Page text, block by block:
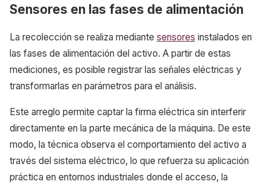
Sensores en las fases de alimentación
La recolección se realiza mediante sensores instalados en
las fases de alimentación del activo. A partir de estas
mediciones, es posible registrar las señales eléctricas y
transformarlas en parámetros para el análisis.
Este arreglo permite captar la firma eléctrica sin interferir
directamente en la parte mecánica de la máquina. De este
modo, la técnica observa el comportamiento del activo a
través del sistema eléctrico, lo que refuerza su aplicación
práctica en entornos industriales donde el acceso, la